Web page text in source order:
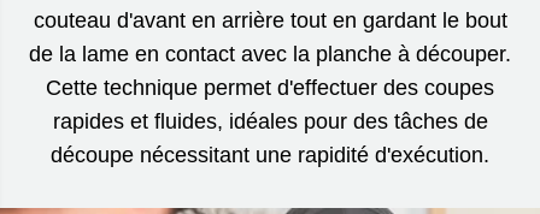
couteau d'avant en arrière tout en gardant le bout
de la lame en contact avec la planche à découper.
Cette technique permet d'effectuer des coupes
rapides et fluides, idéales pour des tâches de
découpe nécessitant une rapidité d'exécution.